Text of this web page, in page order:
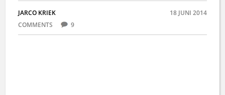
JARCO KRIEK
18 JUNI 2014
COMMENTS
9